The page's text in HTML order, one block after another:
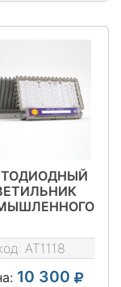
К45 ТИП
STAR
AT1118
10 300